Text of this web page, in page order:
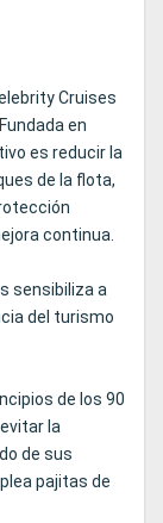
Cruises
en
es reducir la
de la flota,
continua.
sensibiliza a
del turismo
de los 90
la
de sus
pajitas de